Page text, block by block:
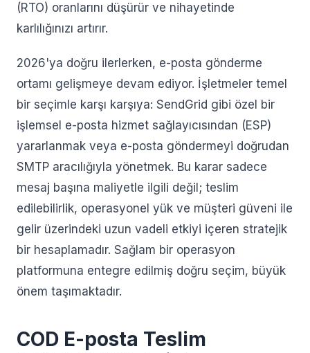
(RTO) oranlarını düşürür ve nihayetinde
karlılığınızı artırır.
2026'ya doğru ilerlerken, e-posta gönderme
ortamı gelişmeye devam ediyor. İşletmeler temel
bir seçimle karşı karşıya: SendGrid gibi özel bir
işlemsel e-posta hizmet sağlayıcısından (ESP)
yararlanmak veya e-posta göndermeyi doğrudan
SMTP aracılığıyla yönetmek. Bu karar sadece
mesaj başına maliyetle ilgili değil; teslim
edilebilirlik, operasyonel yük ve müşteri güveni ile
gelir üzerindeki uzun vadeli etkiyi içeren stratejik
bir hesaplamadır. Sağlam bir operasyon
platformuna entegre edilmiş doğru seçim, büyük
önem taşımaktadır.
COD E-posta Teslim